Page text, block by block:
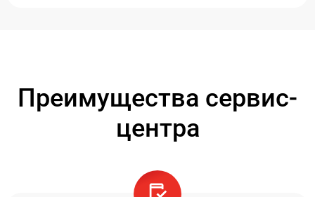
Преимущества сервис-
центра